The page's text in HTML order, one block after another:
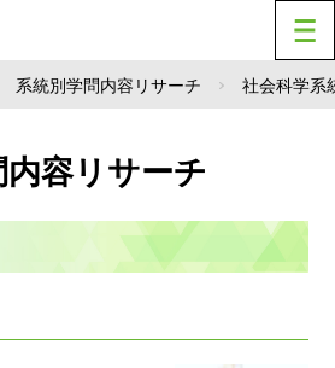
系統別学問内容リサーチ 社会科学系
容リサーチ